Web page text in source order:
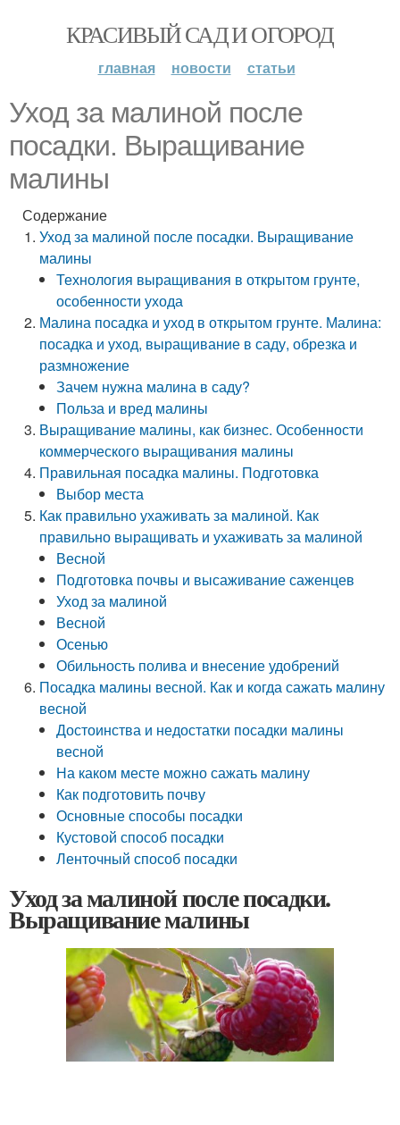
КРАСИВЫЙ САД И ОГОРОД
главная новости статьи
Уход за малиной после
посадки. Выращивание
малины
Содержание
Уход за малиной после посадки. Выращивание
малины
Технология выращивания в открытом грунте,
особенности ухода
Малина посадка и уход в открытом грунте. Малина:
посадка и уход, выращивание в саду, обрезка и
размножение
Зачем нужна малина в саду?
Польза и вред малины
Выращивание малины, как бизнес. Особенности
коммерческого выращивания малины
Правильная посадка малины. Подготовка
Выбор места
Как правильно ухаживать за малиной. Как
правильно выращивать и ухаживать за малиной
Весной
Подготовка почвы и высаживание саженцев
Уход за малиной
Весной
Осенью
Обильность полива и внесение удобрений
Посадка малины весной. Как и когда сажать малину
весной
Достоинства и недостатки посадки малины
весной
На каком месте можно сажать малину
Как подготовить почву
Основные способы посадки
Кустовой способ посадки
Ленточный способ посадки
Уход за малиной после посадки.
Выращивание малины